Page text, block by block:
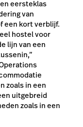
eersteklas
van
een kort verblijf.
hostel voor
lijn van een
zoals in een
uitgebreid
zoals in een